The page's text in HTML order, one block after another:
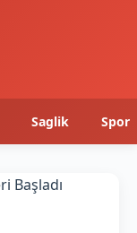
Saglik Spor